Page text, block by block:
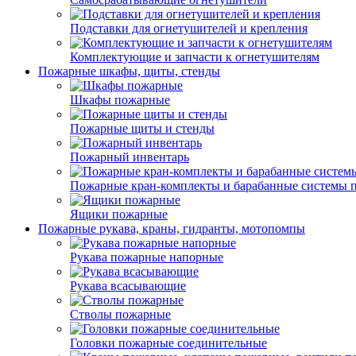
Подставки для огнетушителей и крепления
Комплектующие и запчасти к огнетушителям
Пожарные шкафы, щиты, стенды
Шкафы пожарные
Пожарные щиты и стенды
Пожарный инвентарь
Пожарные кран-комплекты и барабанные системы
Ящики пожарные
Пожарные рукава, краны, гидранты, мотопомпы
Рукава пожарные напорные
Рукава всасывающие
Стволы пожарные
Головки пожарные соединительные